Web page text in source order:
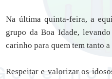
Na última quinta-feira, a
grupo da Boa Idade,
carinho para quem tem tanto a
Respeitar e valorizar os